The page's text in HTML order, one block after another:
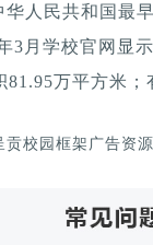
人民共和国最
3月学校官网显
81.95万平方米